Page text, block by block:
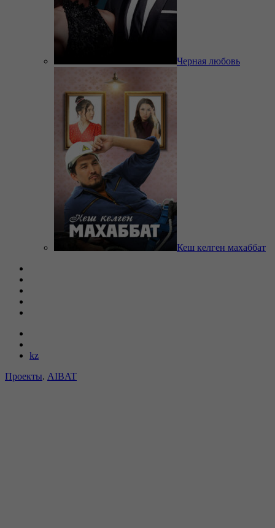
Черная любовь
Кеш келген махаббат
kz
Проекты. AIBAT